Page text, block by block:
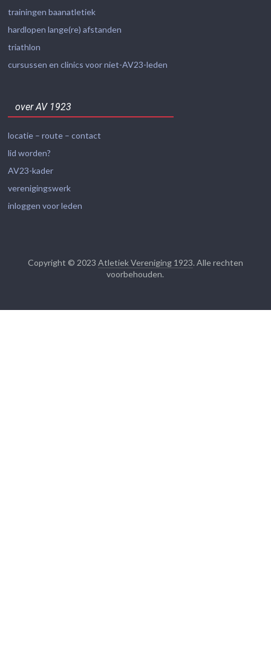
trainingen baanatletiek
hardlopen lange(re) afstanden
triathlon
cursussen en clinics voor niet-AV23-leden
over AV 1923
locatie – route – contact
lid worden?
AV23-kader
verenigingswerk
inloggen voor leden
Copyright © 2023 Atletiek Vereniging 1923. Alle rechten
voorbehouden.